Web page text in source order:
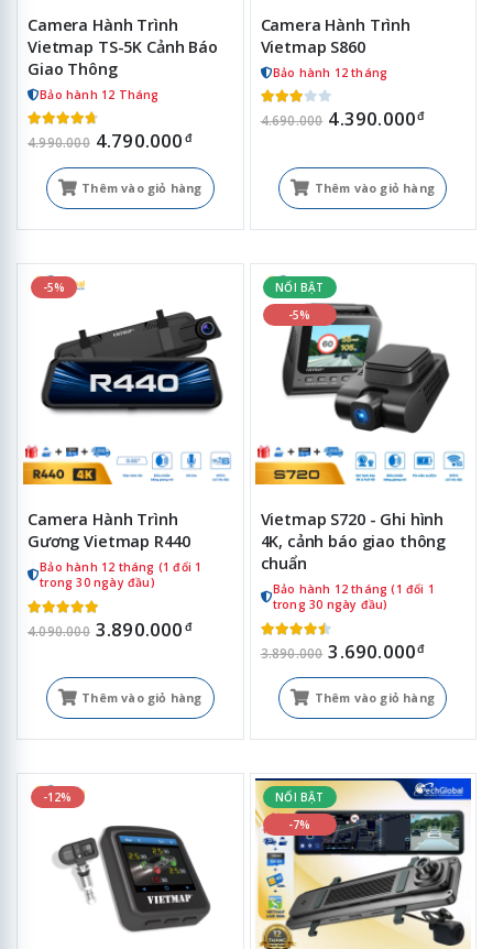
Camera Hành Trình
Vietmap TS-5K Cảnh Báo
Giao Thông
Bảo hành 12 Tháng
4.990.000 4.790.000 đ
Thêm vào giỏ hàng
Camera Hành Trình
Vietmap S860
Bảo hành 12 tháng
4.690.000 4.390.000đ
Thêm vào giỏ hàng
-5%
Camera Hành Trình
Gương Vietmap R440
Bảo hành 12 tháng (1 đổi 1
trong 30 ngày đầu)
4.090.000 3.890.000 đ
Thêm vào giỏ hàng
NỔI BẬT
-5%
Vietmap S720 - Ghi hình
4K, cảnh báo giao thông
chuẩn
Bảo hành 12 tháng (1 đổi 1
trong 30 ngày đầu)
3.890.000 3.690.000đ
Thêm vào giỏ hàng
-12%
NỔI BẬT
-7%